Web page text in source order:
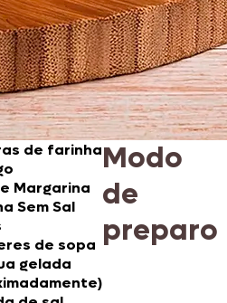
de farinha
Margarina
Sem Sal
de sopa
gelada
Modo
de
preparo